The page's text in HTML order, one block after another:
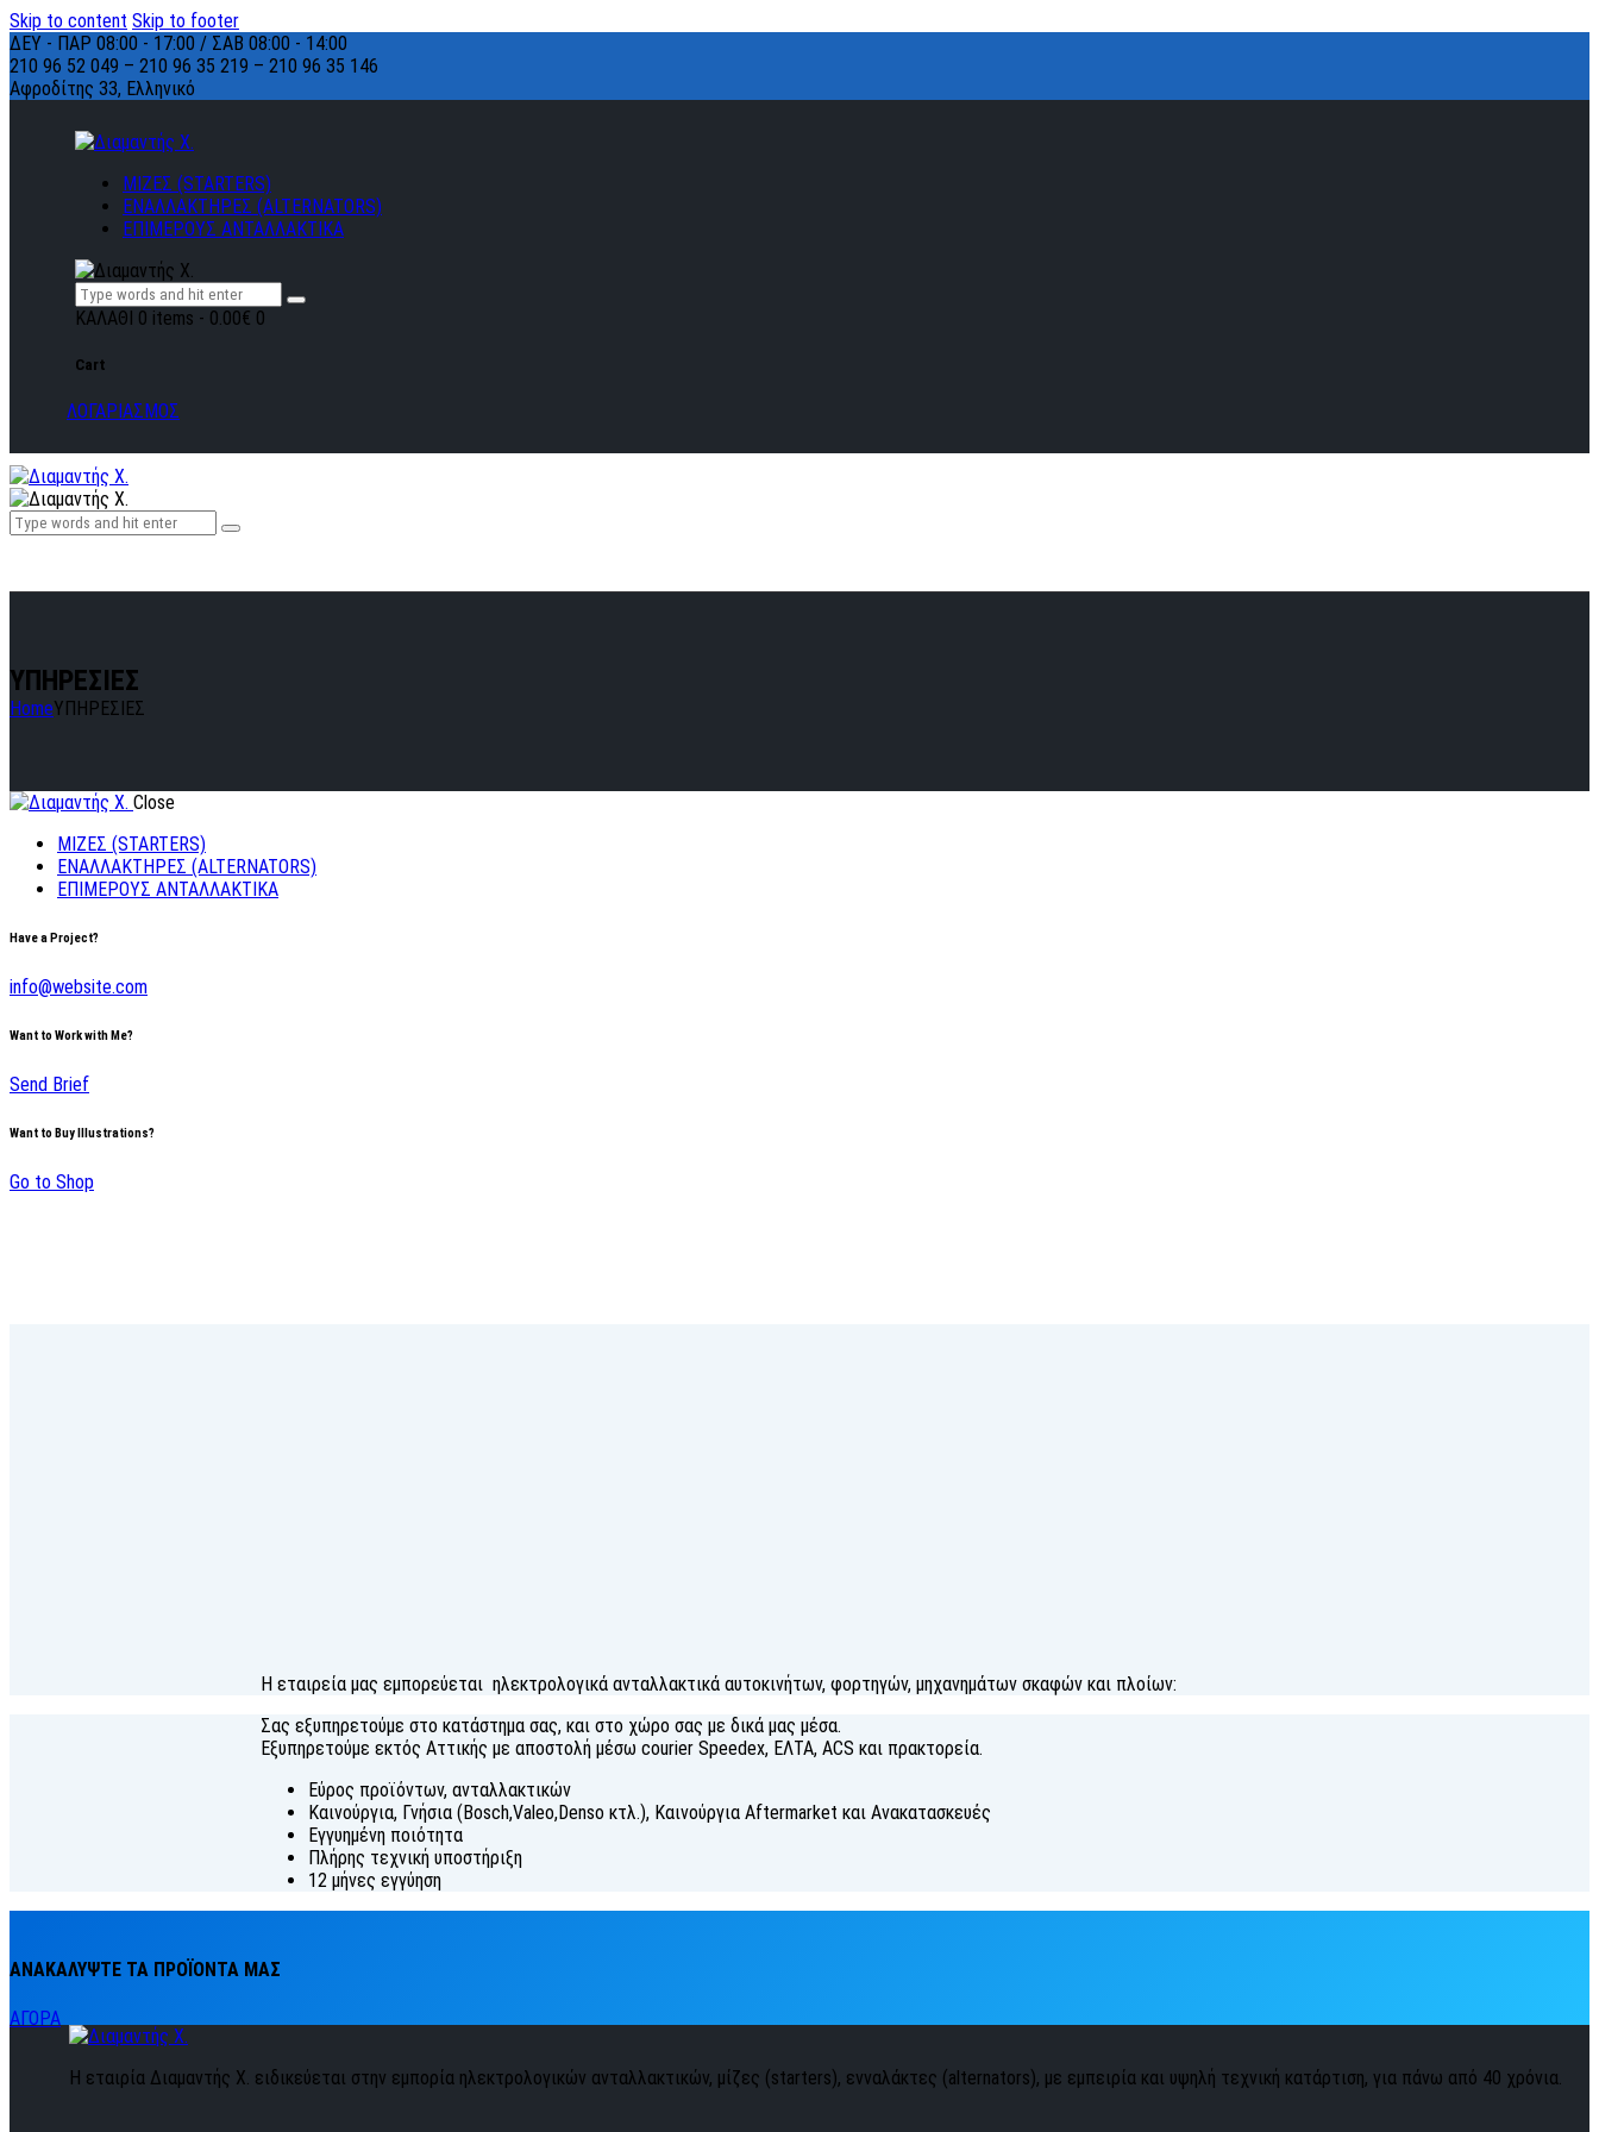
Skip to content Skip to footer
ΔΕΥ - ΠΑΡ 08:00 - 17:00 / ΣΑΒ 08:00 - 14:00
210 96 52 049 – 210 96 35 219 – 210 96 35 146
Αφροδίτης 33, Ελληνικό
ΜΙΖΕΣ (STARTERS)
ΕΝΑΛΛΑΚΤΗΡΕΣ (ALTERNATORS)
ΕΠΙΜΕΡΟΥΣ ΑΝΤΑΛΛΑΚΤΙΚΑ
ΚΑΛΑΘΙ 0 items - 0.00€ 0
Cart
ΛΟΓΑΡΙΑΣΜΟΣ
ΥΠΗΡΕΣΙΕΣ
HomeΥΠΗΡΕΣΙΕΣ
Close
ΜΙΖΕΣ (STARTERS)
ΕΝΑΛΛΑΚΤΗΡΕΣ (ALTERNATORS)
ΕΠΙΜΕΡΟΥΣ ΑΝΤΑΛΛΑΚΤΙΚΑ
Have a Project?
info@website.com
Want to Work with Me?
Send Brief
Want to Buy Illustrations?
Go to Shop
Η εταιρεία μας εμπορεύεται ηλεκτρολογικά ανταλλακτικά αυτοκινήτων, φορτηγών, μηχανημάτων σκαφών και πλοίων:
Σας εξυπηρετούμε στο κατάστημα σας, και στο χώρο σας με δικά μας μέσα.
Εξυπηρετούμε εκτός Αττικής με αποστολή μέσω courier Speedex, ΕΛΤΑ, ACS και πρακτορεία.
Εύρος προϊόντων, ανταλλακτικών
Καινούργια, Γνήσια (Bosch,Valeo,Denso κτλ.), Καινούργια Aftermarket και Ανακατασκευές
Εγγυημένη ποιότητα
Πλήρης τεχνική υποστήριξη
12 μήνες εγγύηση
ΑΝΑΚΑΛΥΨΤΕ ΤΑ ΠΡΟΪΟΝΤΑ ΜΑΣ
ΑΓΟΡΑ
Η εταιρία Διαμαντής Χ. ειδικεύεται στην εμπορία ηλεκτρολογικών ανταλλακτικών, μίζες (starters), ενναλάκτες (alternators), με εμπειρία και υψηλή τεχνική κατάρτιση, για πάνω από 40 χρόνια.